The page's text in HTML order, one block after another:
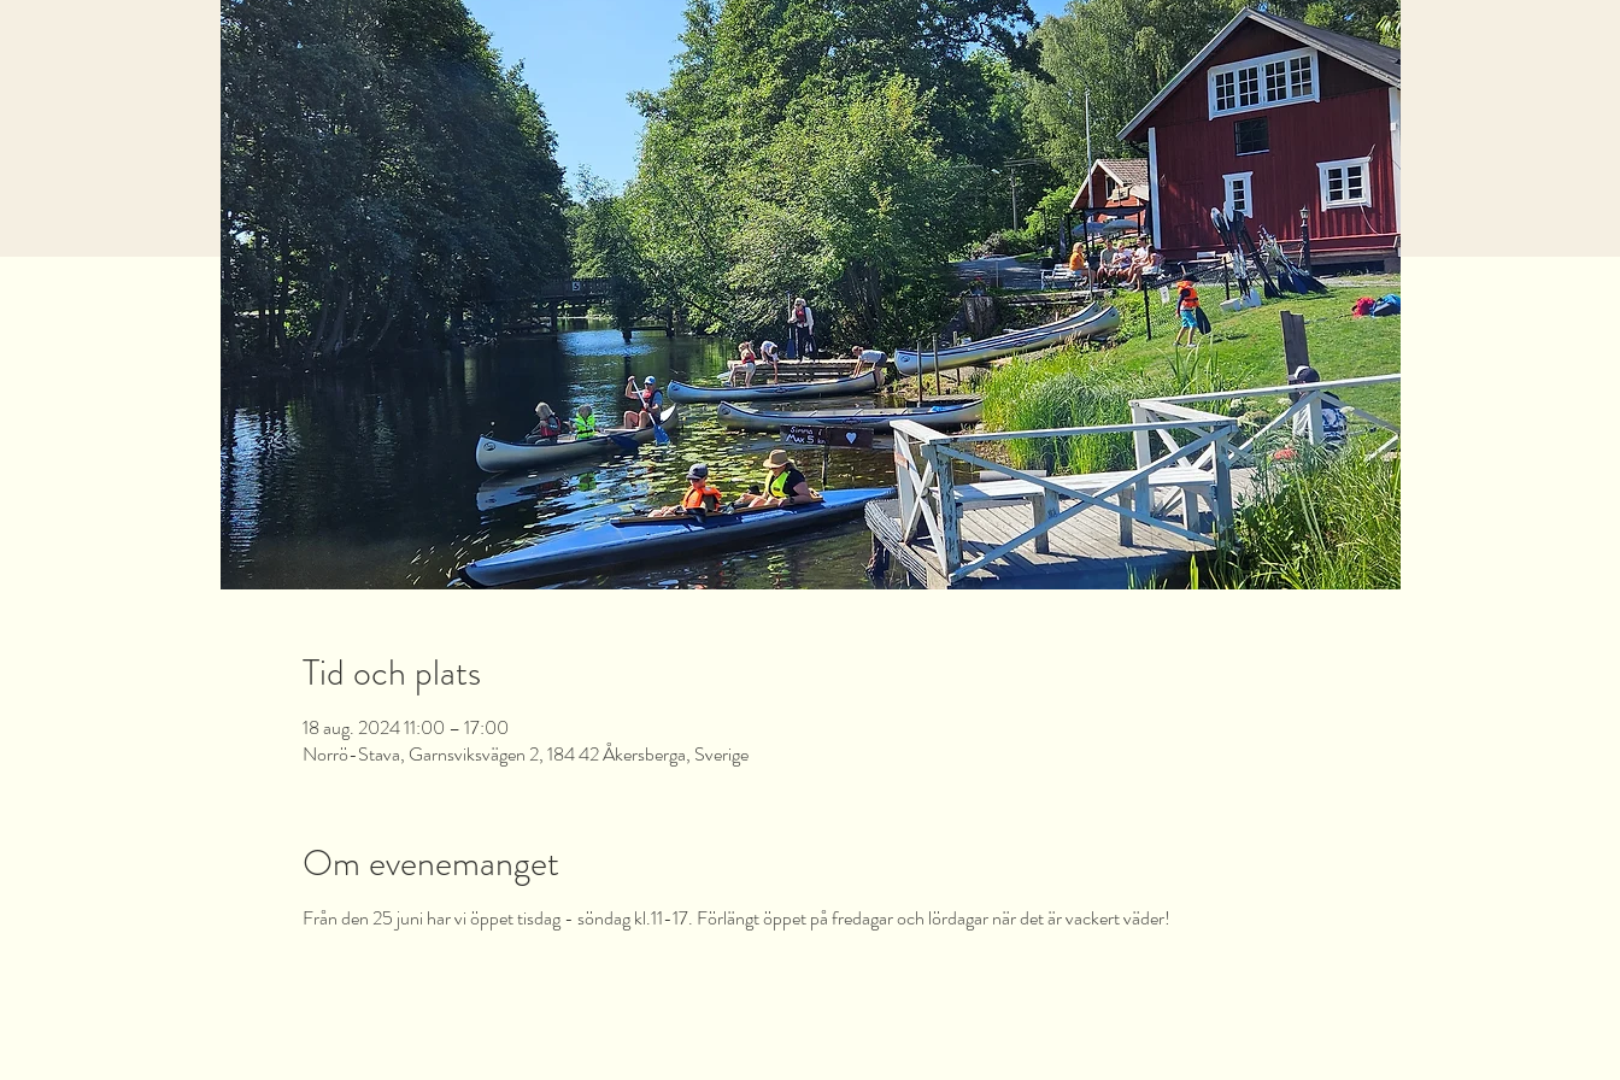
Tid och plats
18 aug. 2024 11:00 – 17:00
Norrö-Stava, Garnsviksvägen 2, 184 42 Åkersberga, Sverige
Om evenemanget
Från den 25 juni har vi öppet tisdag - söndag kl.11-17. Förlängt öppet på fredagar och lördagar när det är vackert väder!